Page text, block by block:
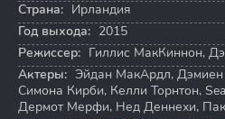
Страна: Ирландия
Год выхода: 2015
Режиссер: Гиллис МакКиннон,
Актеры: Эйдан МакАрдл,
Симона Кирби, Келли Торнтон,
Дермот Мерфи, Нед Деннехи,